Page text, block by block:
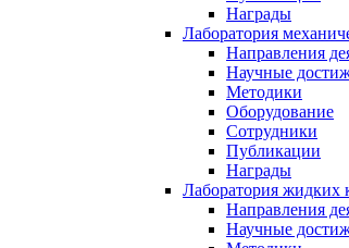
Награды
Лаборатория
Направления
Научные
Методики
Оборудование
Сотрудники
Публикации
Награды
Лаборатория жидких
Направления
Научные